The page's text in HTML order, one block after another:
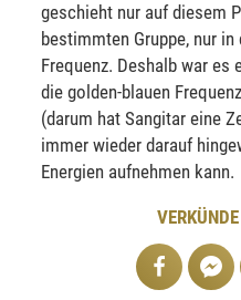
geschieht nur auf diesem
bestimmten Gruppe, nur
Frequenz. Deshalb war
die golden-blauen
(darum hat Sangitar eine
immer wieder darauf
Energien aufnehmen kann.